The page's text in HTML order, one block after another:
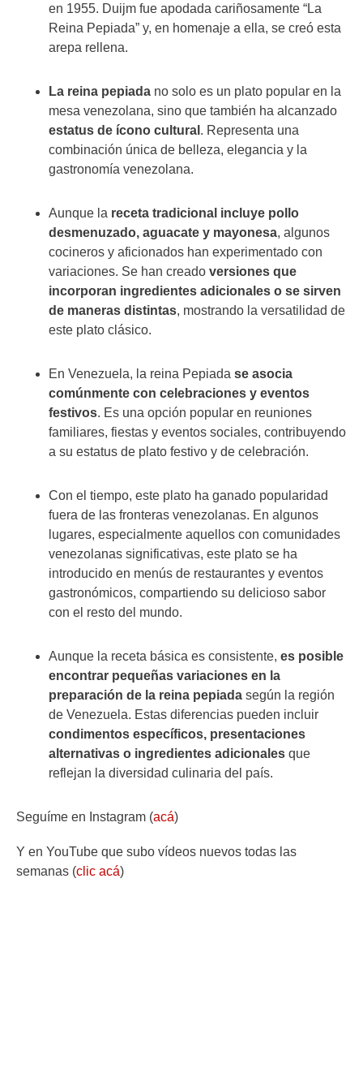
en 1955. Duijm fue apodada cariñosamente “La
Reina Pepiada” y, en homenaje a ella, se creó esta
arepa rellena.
La reina pepiada no solo es un plato popular en la
mesa venezolana, sino que también ha alcanzado
estatus de ícono cultural . Representa una
combinación única de belleza, elegancia y la
gastronomía venezolana.
Aunque la receta tradicional incluye pollo
desmenuzado, aguacate y mayonesa, algunos
cocineros y aficionados han experimentado con
variaciones. Se han creado versiones que
incorporan ingredientes adicionales o se sirven
de maneras distintas, mostrando la versatilidad de
este plato clásico.
En Venezuela, la reina Pepiada se asocia
comúnmente con celebraciones y eventos
festivos. Es una opción popular en reuniones
familiares, fiestas y eventos sociales, contribuyendo
a su estatus de plato festivo y de celebración.
Con el tiempo, este plato ha ganado popularidad
fuera de las fronteras venezolanas. En algunos
lugares, especialmente aquellos con comunidades
venezolanas significativas, este plato se ha
introducido en menús de restaurantes y eventos
gastronómicos, compartiendo su delicioso sabor
con el resto del mundo.
Aunque la receta básica es consistente, es posible
encontrar pequeñas variaciones en la
preparación de la reina pepiada según la región
de Venezuela. Estas diferencias pueden incluir
condimentos específicos, presentaciones
alternativas o ingredientes adicionales que
reflejan la diversidad culinaria del país.
Seguíme en Instagram (acá)
Y en YouTube que subo vídeos nuevos todas las
semanas (clic acá)